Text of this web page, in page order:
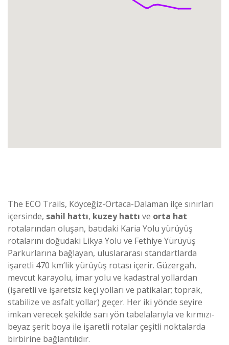
The ECO Trails, Köyceğiz-Ortaca-Dalaman ilçe sınırları
içersinde, sahil hattı, kuzey hattı ve orta hat
rotalarından oluşan, batıdaki Karia Yolu yürüyüş
rotalarını doğudaki Likya Yolu ve Fethiye Yürüyüş
Parkurlarına bağlayan, uluslararası standartlarda
işaretli 470 km’lik yürüyüş rotası içerir. Güzergah,
mevcut karayolu, imar yolu ve kadastral yollardan
(işaretli ve işaretsiz keçi yolları ve patikalar; toprak,
stabilize ve asfalt yollar) geçer. Her iki yönde seyire
imkan verecek şekilde sarı yön tabelalarıyla ve kırmızı-
beyaz şerit boya ile işaretli rotalar çeşitli noktalarda
birbirine bağlantılıdır.